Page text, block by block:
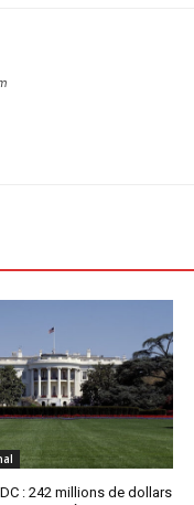
: 242 millions de dollars